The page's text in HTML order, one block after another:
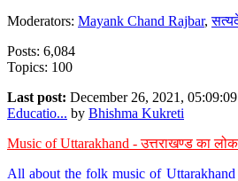
Moderators: Mayank Chand Rajbar,
Posts: 6,084
Topics: 100
Last post: December 26, 2021,
Educatio... by Bhishma Kukreti
Music of Uttarakhand - उत्तराखण्ड का
All about the folk music of